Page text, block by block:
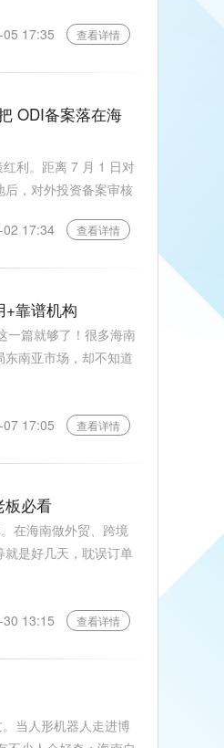
17:35 查看详情
ODI备案落在海
利。距离 7 月 1 日对
，对外投资备案审核
17:34 查看详情
+靠谱机构
一篇就够了！很多海南
南亚市场，却不知道
17:05 查看详情
板必看
在海南做外贸、跨境
是好几天，耽误订单
13:15 查看详情
当人形机器人走进博